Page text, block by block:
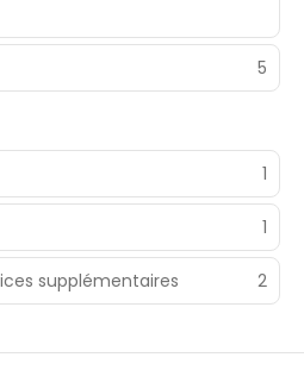
5
1
1
supplémentaires 2